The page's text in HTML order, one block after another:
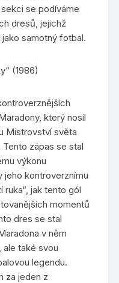
se podíváme
dresů, jejichž
samotný fotbal.
(1986)
který nosil
Mistrovství světa
Tento zápas se stal
výkonu
jeho kontroverznímu
ruka“, jak tento gól
momentů
dres se stal
v něm
ale také svou
legendu.
za jeden z